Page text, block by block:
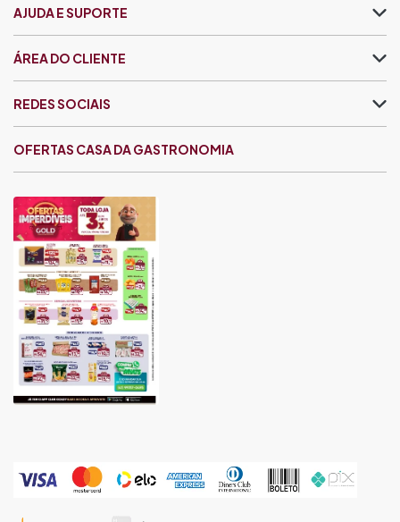
AJUDA E SUPORTE
ÁREA DO CLIENTE
OFERTAS CASA DA GASTRONOMIA
REDES SOCIAIS